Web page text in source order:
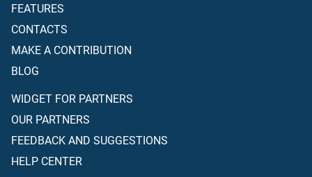
FEATURES
CONTACTS
MAKE A CONTRIBUTION
BLOG
WIDGET FOR PARTNERS
OUR PARTNERS
FEEDBACK AND SUGGESTIONS
HELP CENTER